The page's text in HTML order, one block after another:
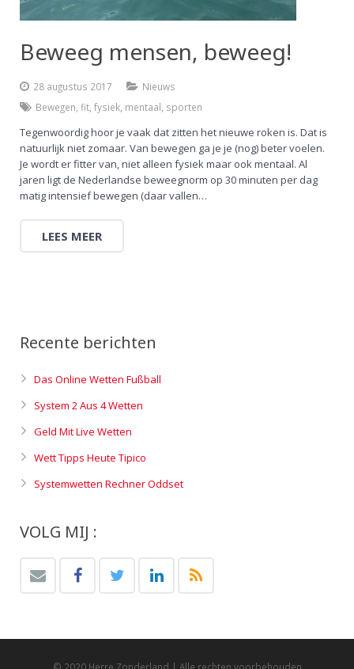
Beweeg mensen, beweeg!
28 augustus 2017
Nieuws
Bewegen fit fysiek mentaal sporten
Tegenwoordig hoor je vaak dat zitten het nieuwe roken is. Dat is
natuurlijk niet zomaar. Van bewegen ga je je (nog) beter voelen.
Je wordt er fitter van, niet alleen fysiek maar ook mentaal. Al
jaren ligt de Nederlandse beweegnorm op 30 minuten per dag
matig intensief bewegen (daar vallen…
LEES MEER
Recente berichten
Das Online Wetten Fußball
System 2 Aus 4 Wetten
Geld Mit Live Wetten
Wett Tipps Heute Tipico
Systemwetten Rechner Oddset
VOLG MIJ :